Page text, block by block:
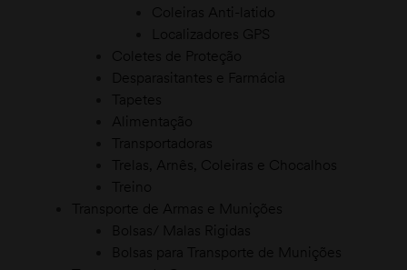
Coleiras Anti-latido
Localizadores GPS
Coletes de Proteção
Desparasitantes e Farmácia
Tapetes
Alimentação
Transportadoras
Trelas, Arnês, Coleiras e Chocalhos
Treino
Transporte de Armas e Munições
Bolsas/ Malas Rigidas
Bolsas para Transporte de Munições